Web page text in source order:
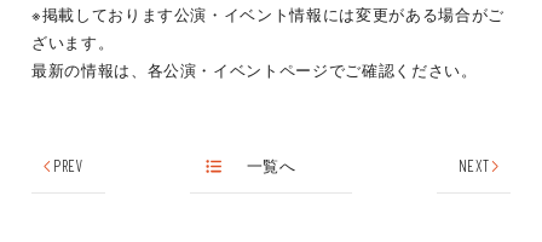
※掲載しております公演・イベント情報には変更がある場合がご
ざいます。
最新の情報は、各公演・イベントページでご確認ください。
PREV 一覧へ NEXT